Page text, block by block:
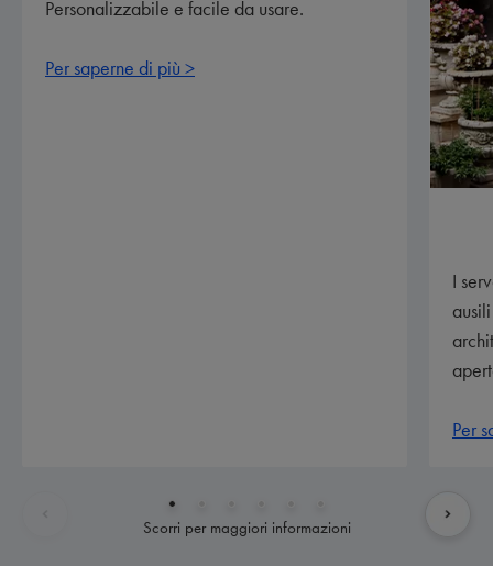
Personalizzabile e facile da usare.
Per saperne di più >
I
Per
Scorri per maggiori informazioni